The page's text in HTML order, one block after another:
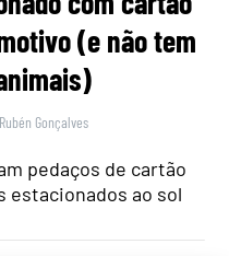
(e não tem
Rubén Gonçalves
pedaços de cartão
estacionados ao sol